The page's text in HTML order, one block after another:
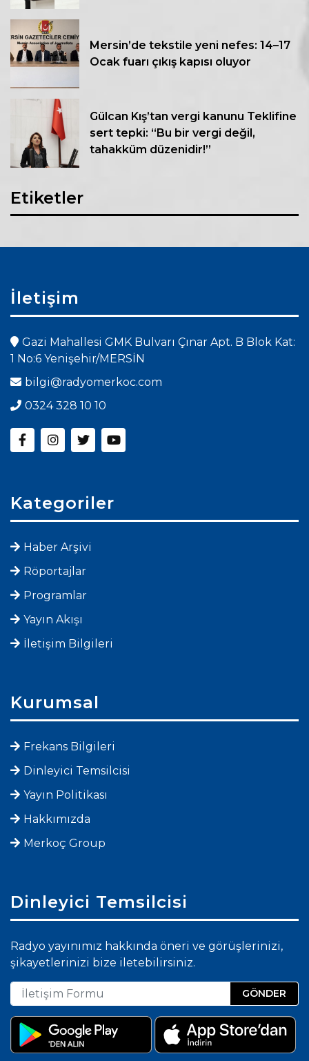
Mersin’de tekstile yeni nefes: 14–17
Ocak fuarı çıkış kapısı oluyor
Gülcan Kış’tan vergi kanunu Teklifine
sert tepki: “Bu bir vergi değil,
tahakküm düzenidir!”
Etiketler
İletişim
Gazi Mahallesi GMK Bulvarı Çınar Apt. B Blok Kat:
1 No:6 Yenişehir/MERSİN
bilgi@radyomerkoc.com
0324 328 10 10
Kategoriler
Haber Arşivi
Röportajlar
Programlar
Yayın Akışı
İletişim Bilgileri
Kurumsal
Frekans Bilgileri
Dinleyici Temsilcisi
Yayın Politikası
Hakkımızda
Merkoç Group
Dinleyici Temsilcisi
Radyo yayınımız hakkında öneri ve görüşlerinizi,
şikayetlerinizi bize iletebilirsiniz.
GÖNDER